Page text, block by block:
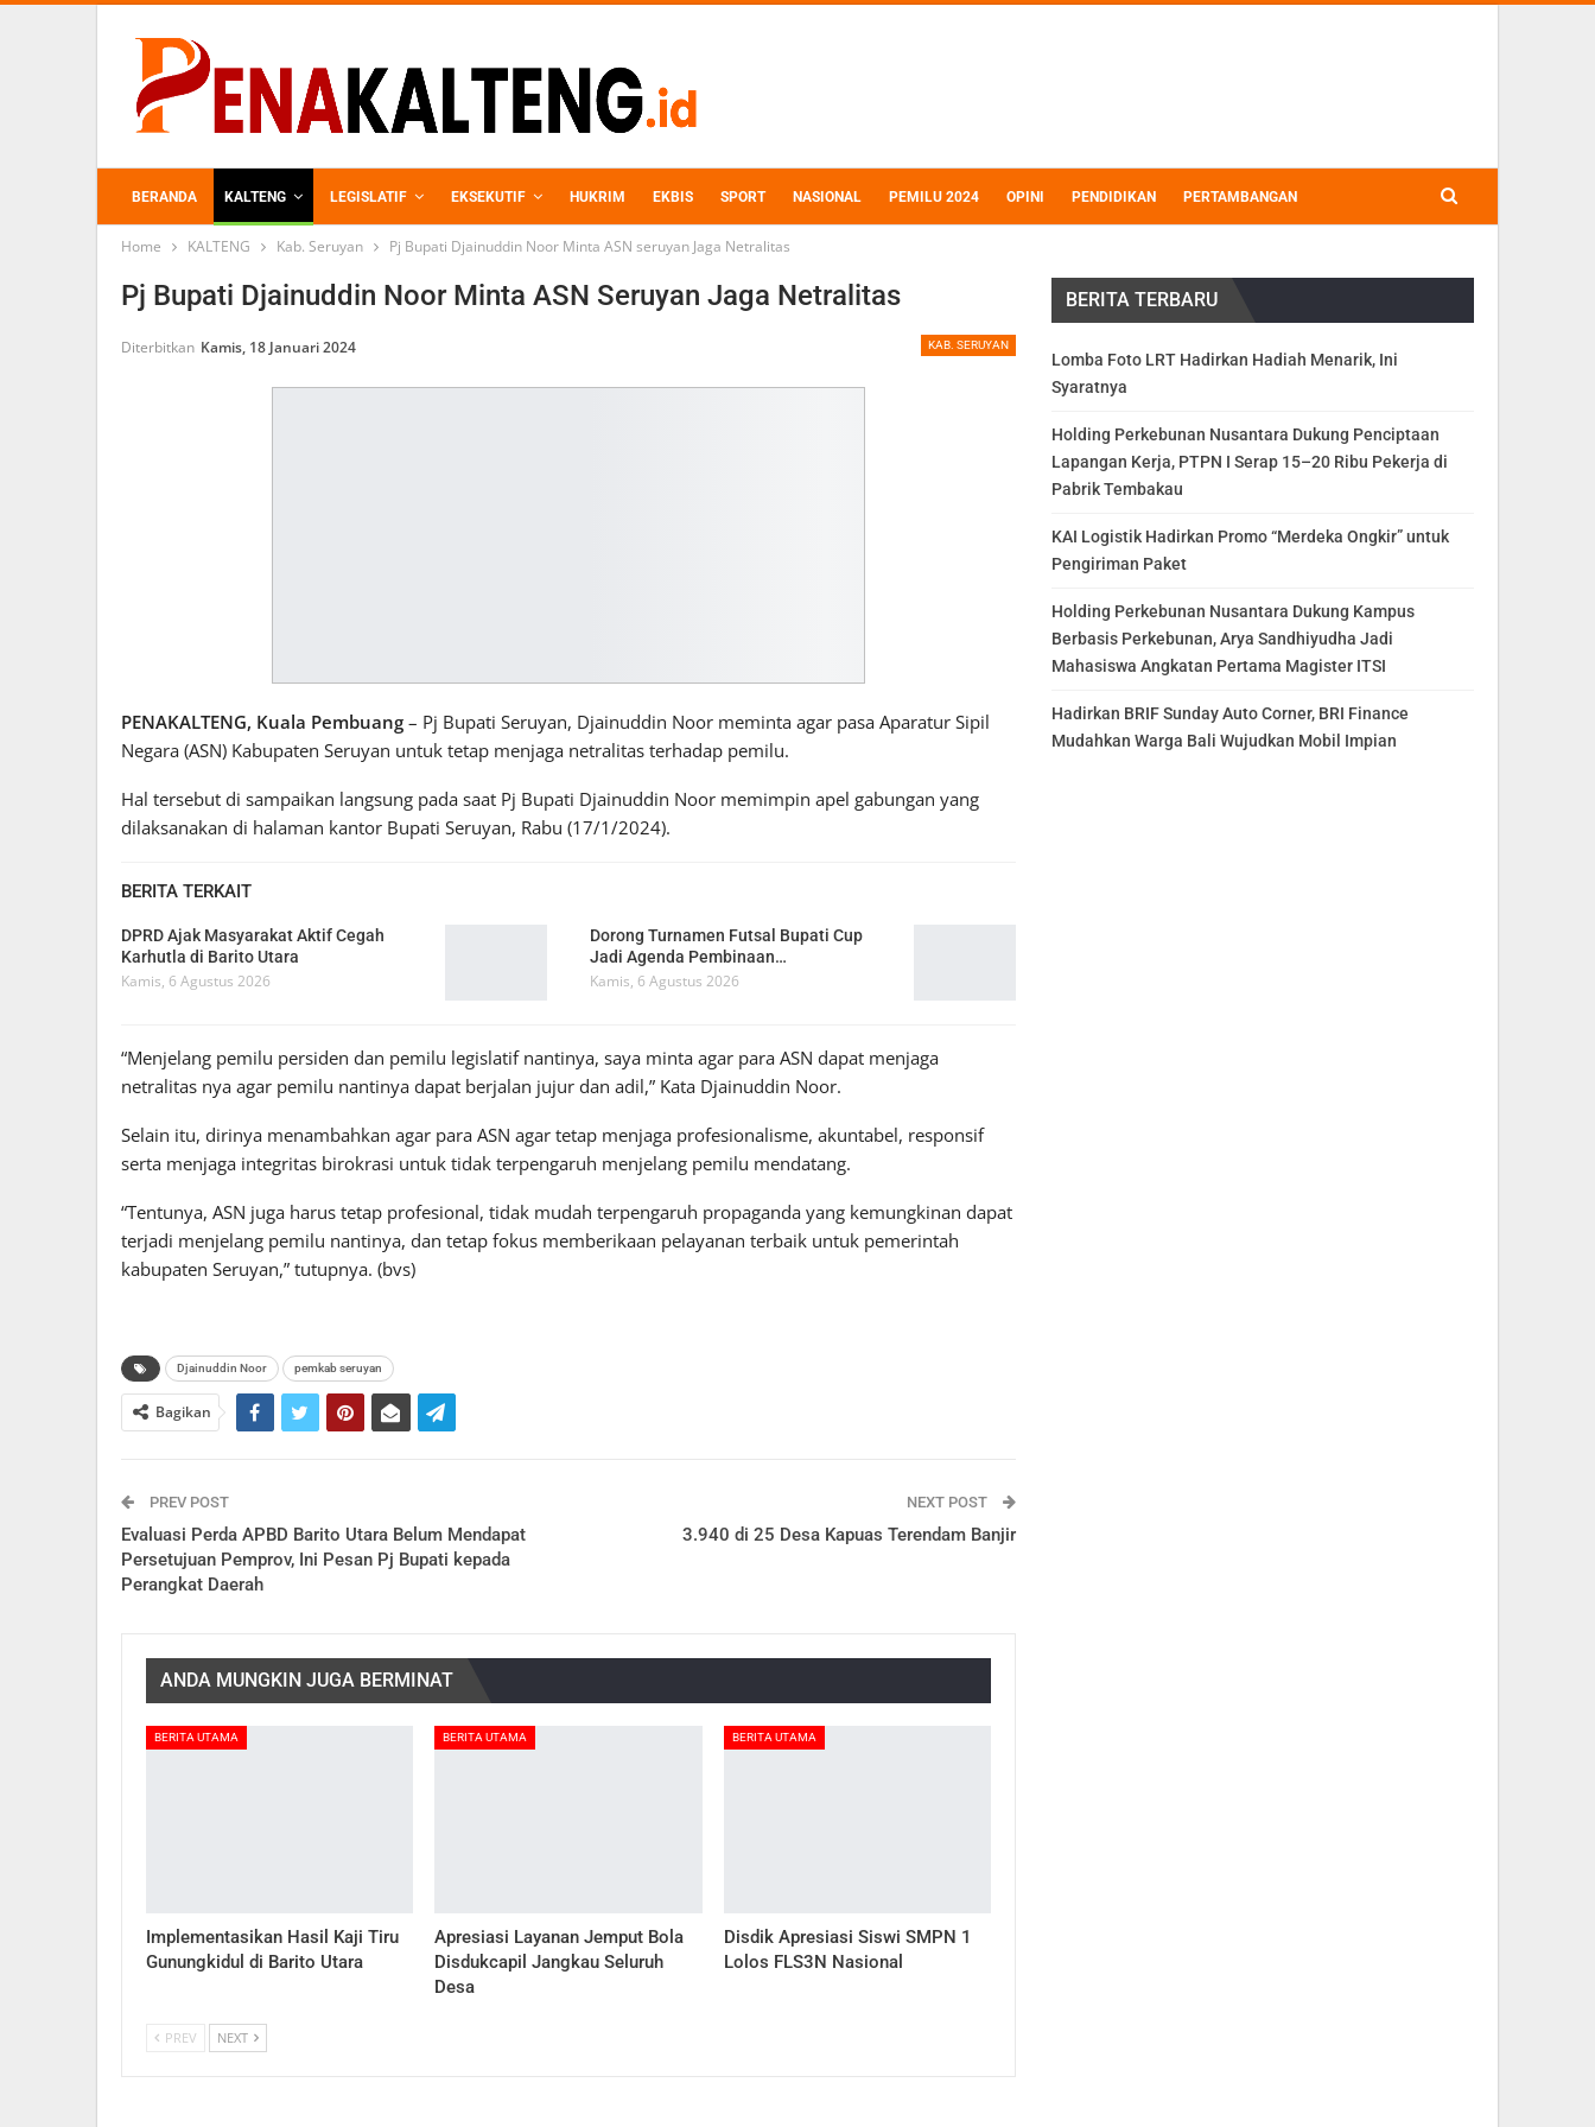
BERANDA KALTENG LEGISLATIF EKSEKUTIF HUKRIM EKBIS SPORT NASIONAL PEMILU 2024 OPINI PENDIDIKAN PERTAMBANGAN
PERKEBUNAN
Home KALTENG Kab. Seruyan Pj Bupati Djainuddin Noor Minta ASN seruyan Jaga Netralitas
Pj Bupati Djainuddin Noor Minta ASN Seruyan Jaga Netralitas
KAB. SERUYAN
Diterbitkan Kamis, 18 Januari 2024
PENAKALTENG, Kuala Pembuang – Pj Bupati Seruyan, Djainuddin Noor meminta agar pasa Aparatur Sipil
Negara (ASN) Kabupaten Seruyan untuk tetap menjaga netralitas terhadap pemilu.
Hal tersebut di sampaikan langsung pada saat Pj Bupati Djainuddin Noor memimpin apel gabungan yang
dilaksanakan di halaman kantor Bupati Seruyan, Rabu (17/1/2024).
BERITA TERKAIT
DPRD Ajak Masyarakat Aktif Cegah
Karhutla di Barito Utara
Kamis, 6 Agustus 2026
Dorong Turnamen Futsal Bupati Cup
Jadi Agenda Pembinaan…
Kamis, 6 Agustus 2026
“Menjelang pemilu persiden dan pemilu legislatif nantinya, saya minta agar para ASN dapat menjaga
netralitas nya agar pemilu nantinya dapat berjalan jujur dan adil,” Kata Djainuddin Noor.
Selain itu, dirinya menambahkan agar para ASN agar tetap menjaga profesionalisme, akuntabel, responsif
serta menjaga integritas birokrasi untuk tidak terpengaruh menjelang pemilu mendatang.
“Tentunya, ASN juga harus tetap profesional, tidak mudah terpengaruh propaganda yang kemungkinan dapat
terjadi menjelang pemilu nantinya, dan tetap fokus memberikaan pelayanan terbaik untuk pemerintah
kabupaten Seruyan,” tutupnya. (bvs)
Djainuddin Noor pemkab seruyan
Bagikan
PREV POST
Evaluasi Perda APBD Barito Utara Belum Mendapat
Persetujuan Pemprov, Ini Pesan Pj Bupati kepada
Perangkat Daerah
NEXT POST
3.940 di 25 Desa Kapuas Terendam Banjir
ANDA MUNGKIN JUGA BERMINAT
BERITA UTAMA
Implementasikan Hasil Kaji Tiru
Gunungkidul di Barito Utara
BERITA UTAMA
Apresiasi Layanan Jemput Bola
Disdukcapil Jangkau Seluruh
Desa
BERITA UTAMA
Disdik Apresiasi Siswi SMPN 1
Lolos FLS3N Nasional
PREV NEXT
BERITA TERBARU
Lomba Foto LRT Hadirkan Hadiah Menarik, Ini
Syaratnya
Holding Perkebunan Nusantara Dukung Penciptaan
Lapangan Kerja, PTPN I Serap 15–20 Ribu Pekerja di
Pabrik Tembakau
KAI Logistik Hadirkan Promo “Merdeka Ongkir” untuk
Pengiriman Paket
Holding Perkebunan Nusantara Dukung Kampus
Berbasis Perkebunan, Arya Sandhiyudha Jadi
Mahasiswa Angkatan Pertama Magister ITSI
Hadirkan BRIF Sunday Auto Corner, BRI Finance
Mudahkan Warga Bali Wujudkan Mobil Impian